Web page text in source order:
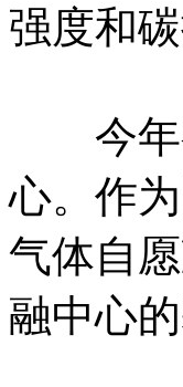
强度和
今年初
心。作
气体自
融中心